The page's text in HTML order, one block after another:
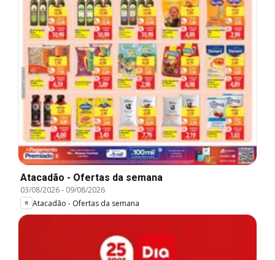
Atacadão - Ofertas da semana
03/08/2026- 09/08/2026
Atacadão - Ofertas da semana